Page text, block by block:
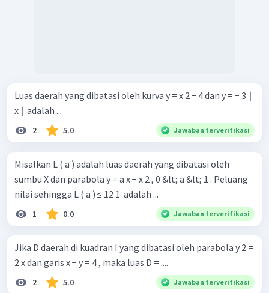
Luas daerah yang dibatasi oleh kurva y = x 2 − 4 dan y = − 3 ∣
x ∣ adalah ...
2 5.0 Jawaban terverifikasi
Misalkan L ( a ) adalah luas daerah yang dibatasi oleh
sumbu X dan parabola y = a x − x 2 , 0 &lt; a &lt; 1 . Peluang
nilai sehingga L ( a ) ≤ 12 1 ​ adalah ...
1 0.0 Jawaban terverifikasi
Jika D daerah di kuadran I yang dibatasi oleh parabola y 2 =
2 x dan garis x − y = 4 , maka luas D = ....
2 5.0 Jawaban terverifikasi